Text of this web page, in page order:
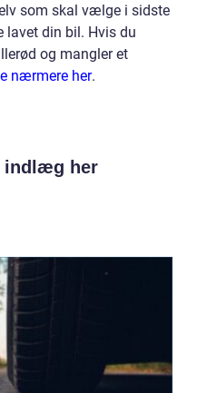
som skal vælge i sidste
lavet din bil. Hvis du
og mangler et
nærmere her.
indlæg her